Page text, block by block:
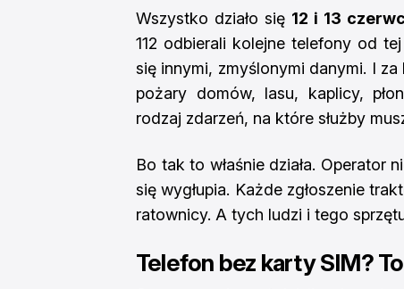
Wszystko działo się 12 i 13
112 odbierali kolejne telefony od
się innymi, zmyślonymi danymi. I za
pożary domów, lasu, kaplicy,
rodzaj zdarzeń, na które służby
Bo tak to właśnie działa. Operator
się wygłupia. Każde zgłoszenie
ratownicy. A tych ludzi i tego
Telefon bez karty SIM?